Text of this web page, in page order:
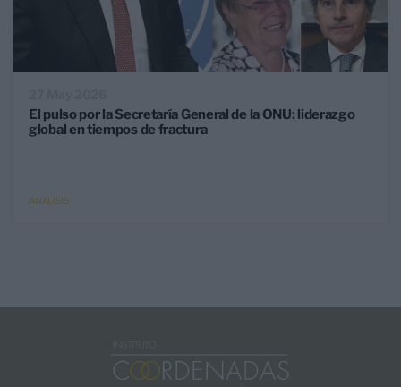
El pulso por la Secretaría General de la ONU: liderazgo
global en tiempos de fractura
ANÁLISIS